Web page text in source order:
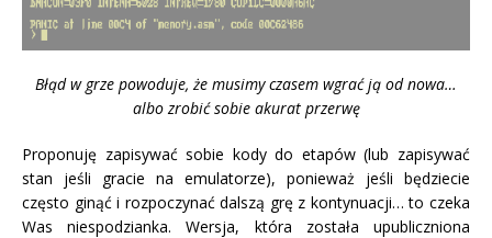
Błąd w grze powoduje, że musimy czasem wgrać ją od nowa…
albo zrobić sobie akurat przerwę
Proponuję zapisywać sobie kody do etapów (lub zapisywać
stan jeśli gracie na emulatorze), ponieważ jeśli będziecie
często ginąć i rozpoczynać dalszą grę z kontynuacji… to czeka
Was niespodzianka. Wersja, która została upubliczniona